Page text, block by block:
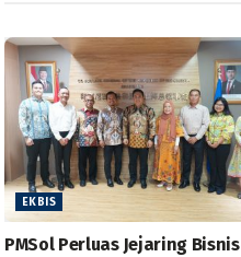
EKBIS
PMSol Perluas Jejaring Bisnis